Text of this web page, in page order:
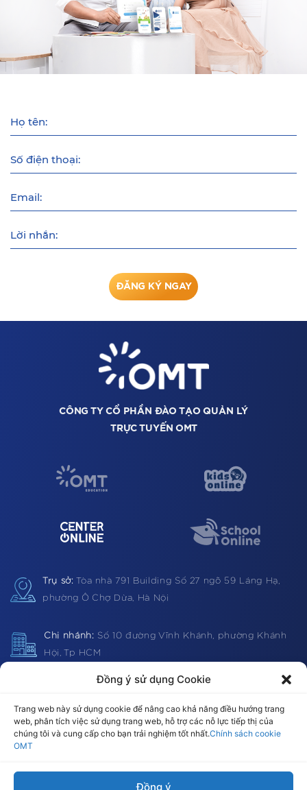
Đồng ý sử dụng Cookie
Trang web này sử dụng cookie để nâng cao khả năng điều hướng trang
web, phân tích việc sử dụng trang web, hỗ trợ các nỗ lực tiếp thị của
chúng tôi và cung cấp cho bạn trải nghiệm tốt nhất.Chính sách cookie
OMT
Đồng ý
Họ tên:
Số điện thoại:
Email:
Lời nhắn:
ĐĂNG KÝ NGAY
CÔNG TY CỔ PHẦN ĐÀO TẠO QUẢN LÝ
TRỰC TUYẾN OMT
Trụ sở: Tòa nhà 791 Building Số 27 ngõ 59 Láng Hạ,
phường Ô Chợ Dừa, Hà Nội
Chi nhánh: Số 10 đường Vĩnh Khánh, phường Khánh
Hội, Tp HCM
Hotline: 1900 0362 (VN) 0983 812403 (Global)